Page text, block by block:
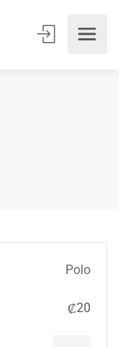
Polo
₡20